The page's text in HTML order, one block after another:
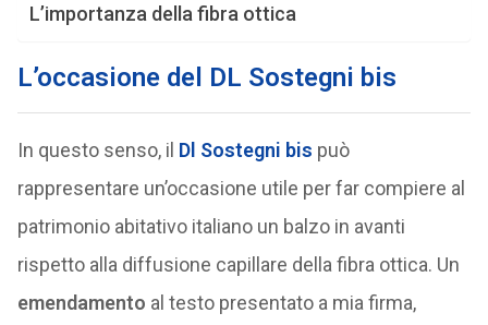
L’importanza della fibra ottica
L’occasione del DL Sostegni bis
In questo senso, il Dl Sostegni bis può
rappresentare un’occasione utile per far compiere al
patrimonio abitativo italiano un balzo in avanti
rispetto alla diffusione capillare della fibra ottica. Un
emendamento al testo presentato a mia firma,